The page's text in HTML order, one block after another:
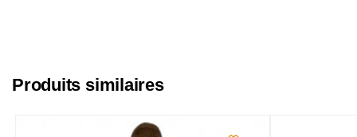
Produits similaires